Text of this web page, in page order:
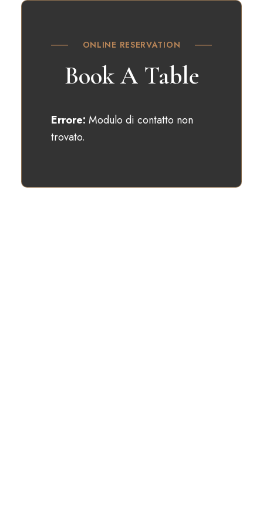
ONLINE RESERVATION
Book A Table
Errore: Modulo di contatto non
trovato.